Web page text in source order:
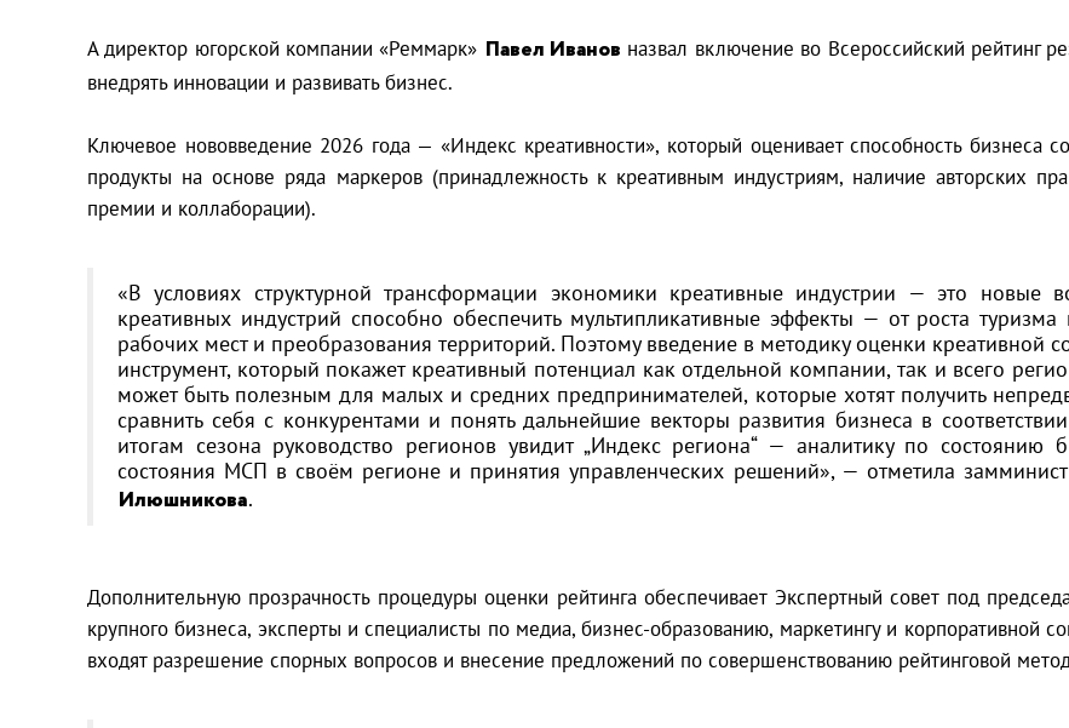
А директор югорской компании «Реммарк» Павел Иванов назвал включение во Всероссийский рейтинг
внедрять инновации и развивать бизнес.
Ключевое нововведение 2026 года — «Индекс креативности», который оценивает способность бизнеса
продукты на основе ряда маркеров (принадлежность к креативным индустриям, наличие авторских
премии и коллаборации).
«В условиях структурной трансформации экономики креативные индустрии — это новые
креативных индустрий способно обеспечить мультипликативные эффекты — от роста
рабочих мест и преобразования территорий. Поэтому введение в методику оценки креативной
инструмент, который покажет креативный потенциал как отдельной компании, так и всего
может быть полезным для малых и средних предпринимателей, которые хотят получить
сравнить себя с конкурентами и понять дальнейшие векторы развития бизнеса в
итогам сезона руководство регионов увидит „Индекс региона“ — аналитику по
состояния МСП в своём регионе и принятия управленческих решений», — отметила
Илюшникова.
Дополнительную прозрачность процедуры оценки рейтинга обеспечивает Экспертный совет под
крупного бизнеса, эксперты и специалисты по медиа, бизнес-образованию, маркетингу и корпоративной
входят разрешение спорных вопросов и внесение предложений по совершенствованию рейтинговой